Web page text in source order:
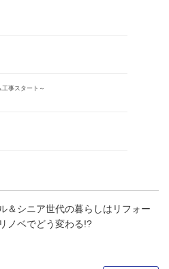
事スタート～
＆シニア世代の暮らしはリフォー
ノベでどう変わる!?